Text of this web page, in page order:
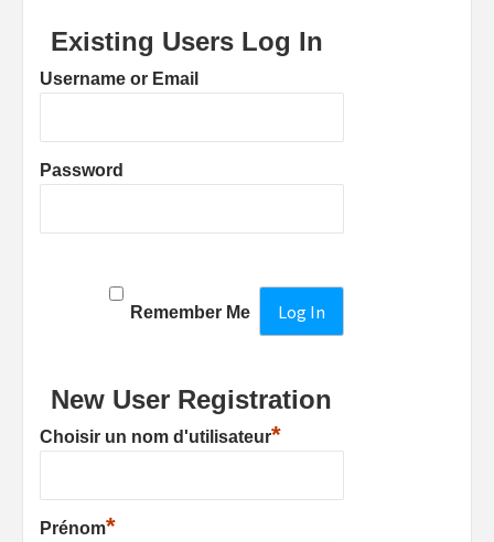
Existing Users Log In
Username or Email
Password
Remember Me
New User Registration
Choisir un nom d'utilisateur*
Prénom*